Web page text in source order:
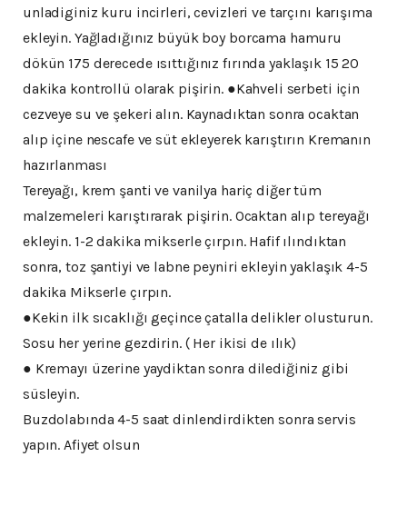
unladiginiz kuru incirleri, cevizleri ve tarçını karışıma
ekleyin. Yağladığınız büyük boy borcama hamuru
dökün 175 derecede ısıttığınız fırında yaklaşık 15 20
dakika kontrollü olarak pişirin. ●Kahveli serbeti için
cezveye su ve şekeri alın. Kaynadıktan sonra ocaktan
alıp içine nescafe ve süt ekleyerek karıştırın Kremanın
hazırlanması
Tereyağı, krem şanti ve vanilya hariç diğer tüm
malzemeleri karıştırarak pişirin. Ocaktan alıp tereyağı
ekleyin. 1-2 dakika mikserle çırpın. Hafif ılındıktan
sonra, toz şantiyi ve labne peyniri ekleyin yaklaşık 4-5
dakika Mikserle çırpın.
●Kekin ilk sıcaklığı geçince çatalla delikler olusturun.
Sosu her yerine gezdirin. ( Her ikisi de ılık)
● Kremayı üzerine yaydiktan sonra dilediğiniz gibi
süsleyin.
Buzdolabında 4-5 saat dinlendirdikten sonra servis
yapın. Afiyet olsun